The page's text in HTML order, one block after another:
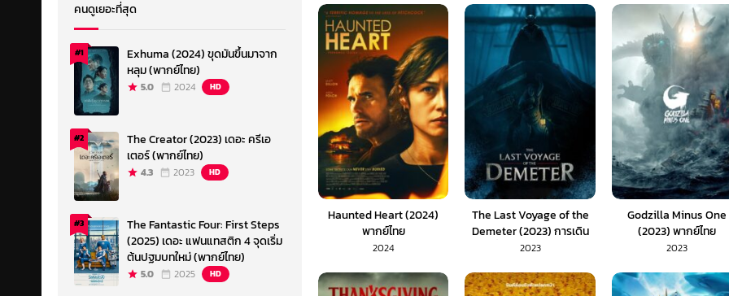
Haunted Heart (2024)
พากย์ไทย
2024
The Last Voyage of the
Demeter (2023) การเดิน
ทางครั้งสุดท้ายของเดอมิเท
2023
Godzilla Minus One
(2023) พากย์ไทย
2023
คนดูเยอะที่สุด
#1
Exhuma (2024) ขุดมันขึ้นมาจาก
หลุม (พากย์ไทย)
5.0 2024 HD
#2
The Creator (2023) เดอะ ครีเอ
เตอร์ (พากย์ไทย)
4.3 2023 HD
#3
The Fantastic Four: First Steps
(2025) เดอะ แฟนแทสติก 4 จุดเริ่ม
ต้นปฐมบทใหม่ (พากย์ไทย)
5.0 2025 HD